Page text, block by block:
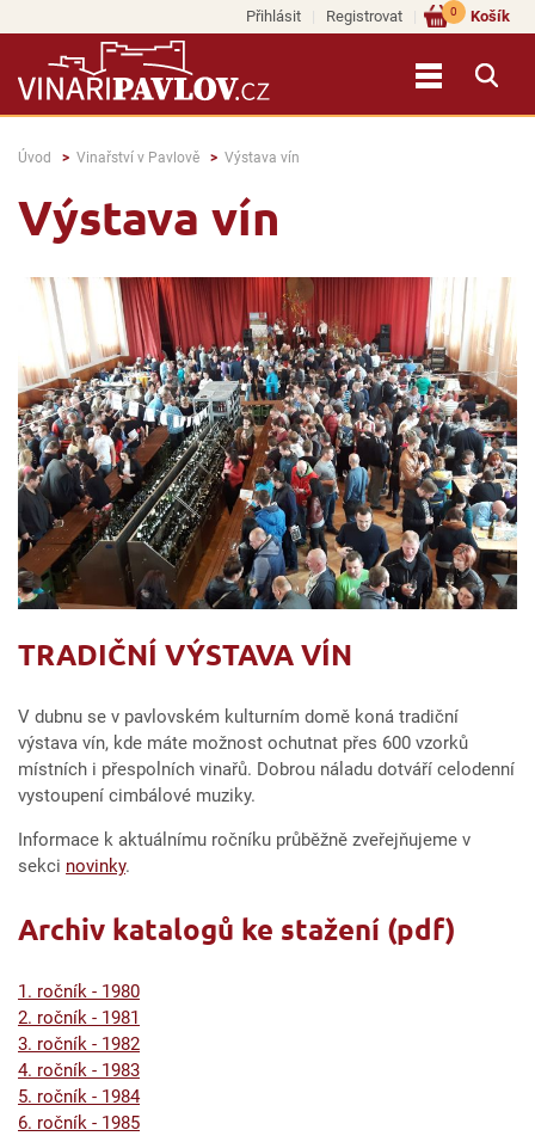
Přihlásit Registrovat Košík
0
Úvod Vinařství v Pavlově Výstava vín
Výstava vín
TRADIČNÍ VÝSTAVA VÍN
V dubnu se v pavlovském kulturním domě koná tradiční
výstava vín, kde máte možnost ochutnat přes 600 vzorků
místních i přespolních vinařů. Dobrou náladu dotváří celodenní
vystoupení cimbálové muziky.
Informace k aktuálnímu ročníku průběžně zveřejňujeme v
sekci novinky.
Archiv katalogů ke stažení (pdf)
1. ročník - 1980
2. ročník - 1981
3. ročník - 1982
4. ročník - 1983
5. ročník - 1984
6. ročník - 1985